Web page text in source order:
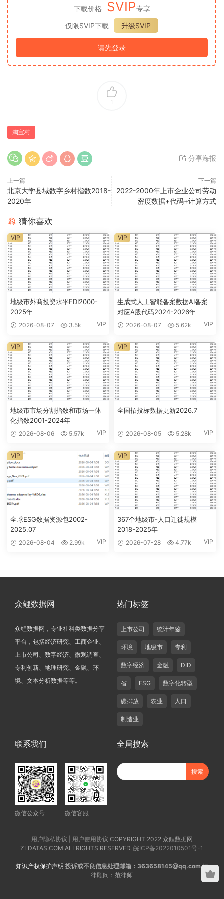
下载价格 SVIP专享
仅限SVIP下载
升级SVIP
请先登录
1
淘宝村
分享海报
上一篇
北京大学县域数字乡村指数2018-
2020年
下一篇
2022-2000年上市企业公司劳动
密度数据+代码+计算方式
猜你喜欢
地级市外商投资水平FDI2000-
2025年
2026-08-07 3.5k VIP
VIP
生成式人工智能备案数据AI备案
对应A股代码2024-2026年
2026-08-07 5.62k VIP
VIP
地级市市场分割指数和市场一体
化指数2001-2024年
2026-08-06 5.57k VIP
VIP
全国招投标数据更新2026.7
2026-08-05 5.28k VIP
VIP
全球ESG数据资源包2002-
2025.07
2026-08-04 2.99k VIP
VIP
367个地级市-人口迁徙规模
2018-2025年
2026-07-28 4.77k VIP
VIP
众鲤数据网
众鲤数据网，专业社科类数据分享
平台，包括经济研究、工商企业、
上市公司、数字经济、微观调查、
专利创新、地理研究、金融、环
境、文本分析数据等等。
热门标签
上市公司 统计年鉴
环境 地级市 专利
数字经济 金融 DID
省 ESG 数字化转型
碳排放 农业 人口
制造业
联系我们
微信公众号 微信客服
全局搜索
用户隐私协议 用户使用协议 COPYRIGHT 2022 众鲤数据网
ZLDATAS.COM.ALLRIGHTS RESERVED. 皖ICP备2022010501号-1
知识产权保护声明 投诉或不良信息处理邮箱：363658145@qq.com法
律顾问：范律师